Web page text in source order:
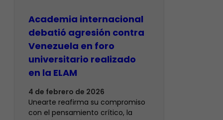
Academia internacional
debatió agresión contra
Venezuela en foro
universitario realizado
en la ELAM
4 de febrero de 2026
Unearte reafirma su compromiso
con el pensamiento crítico, la